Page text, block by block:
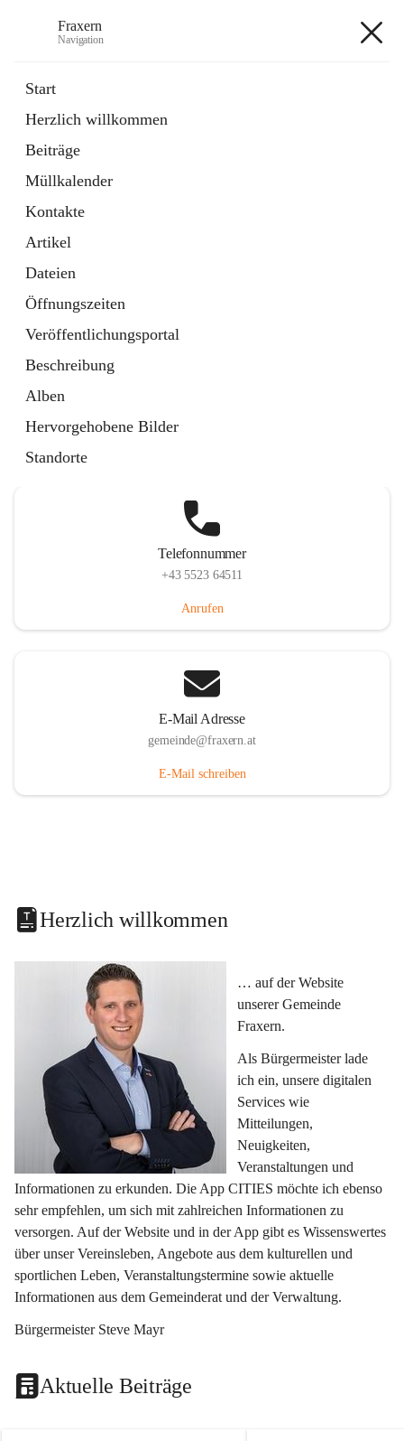
Fraxern
Navigation
Start
Herzlich willkommen
Beiträge
Müllkalender
Kontakte
Artikel
Dateien
Öffnungszeiten
Veröffentlichungsportal
Beschreibung
Alben
Hervorgehobene Bilder
Standorte
Ordner
in
Tab
Formulare
Artikel
öffnet
in
neuem
Tab
Telefonnummer
+43 5523 64511
Anrufen
E-Mail Adresse
gemeinde@fraxern.at
E-Mail schreiben
Herzlich willkommen
… auf der Website
unserer Gemeinde
Fraxern.
Als Bürgermeister lade
ich ein, unsere digitalen
Services wie
Mitteilungen,
Neuigkeiten,
Veranstaltungen und
Informationen zu erkunden. Die App CITIES möchte ich ebenso
sehr empfehlen, um sich mit zahlreichen Informationen zu
versorgen. Auf der Website und in der App gibt es Wissenswertes
über unser Vereinsleben, Angebote aus dem kulturellen und
sportlichen Leben, Veranstaltungstermine sowie aktuelle
Informationen aus dem Gemeinderat und der Verwaltung.
Bürgermeister Steve Mayr
Aktuelle Beiträge